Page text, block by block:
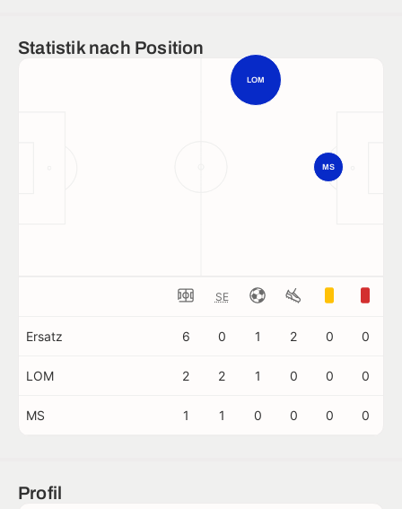
Statistik nach Position
LOM
MS
SE
Ersatz 6 0 1 2 0 0
LOM 2 2 1 0 0 0
MS 1 1 0 0 0 0
Profil